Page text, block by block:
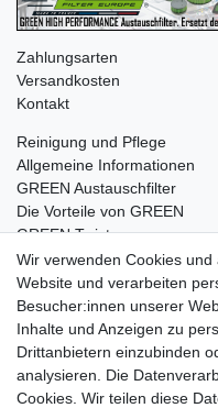
Zahlungsarten
Versandkosten
Kontakt
Reinigung und Pflege
Allgemeine Informationen
GREEN Austauschfilter
Die Vorteile von GREEN
GREEN Twister
Impressum
Wir verwenden Cookies
Website und verarbeiten
Besucher:innen unserer
Inhalte und Anzeigen zu
Drittanbietern einzubinden
analysieren. Die
Cookies. Wir teilen diese